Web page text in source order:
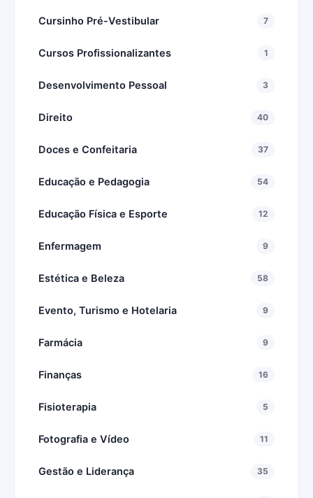
Cursinho Pré-Vestibular 7
Cursos Profissionalizantes 1
Desenvolvimento Pessoal 3
Direito 40
Doces e Confeitaria 37
Educação e Pedagogia 54
Educação Física e Esporte 12
Enfermagem 9
Estética e Beleza 58
Evento, Turismo e Hotelaria 9
Farmácia 9
Finanças 16
Fisioterapia 5
Fotografia e Vídeo 11
Gestão e Liderança 35